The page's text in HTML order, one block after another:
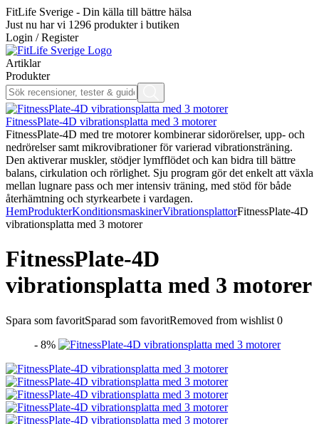
FitLife Sverige - Din källa till bättre hälsa
Just nu har vi 1296 produkter i butiken
Login / Register
Artiklar
Produkter
FitnessPlate-4D vibrationsplatta med 3 motorer
FitnessPlate-4D med tre motorer kombinerar sidorörelser, upp- och
nedrörelser samt mikrovibrationer för varierad vibrationsträning.
Den aktiverar muskler, stödjer lymfflödet och kan bidra till bättre
balans, cirkulation och rörlighet. Sju program gör det enkelt att växla
mellan lugnare pass och mer intensiv träning, med stöd för både
återhämtning och styrkearbete i vardagen.
HemProdukterKonditionsmaskinerVibrationsplattorFitnessPlate-4D
vibrationsplatta med 3 motorer
FitnessPlate-4D
vibrationsplatta med 3 motorer
Spara som favoritSparad som favoritRemoved from wishlist 0
- 8%